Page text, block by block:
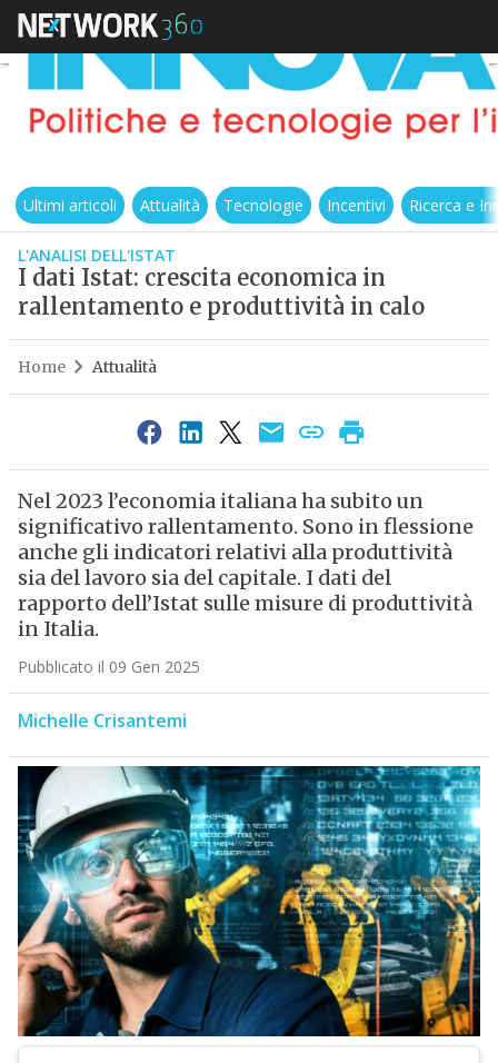
Ultimi articoli Attualità Tecnologie Incentivi Ricerca e
L'ANALISI DELL'ISTAT
I dati Istat: crescita economica in
rallentamento e produttività in calo
Home Attualità
Nel 2023 l’economia italiana ha subito un
significativo rallentamento. Sono in flessione
anche gli indicatori relativi alla produttività
sia del lavoro sia del capitale. I dati del
rapporto dell’Istat sulle misure di produttività
in Italia.
Pubblicato il 09 Gen 2025
Michelle Crisantemi